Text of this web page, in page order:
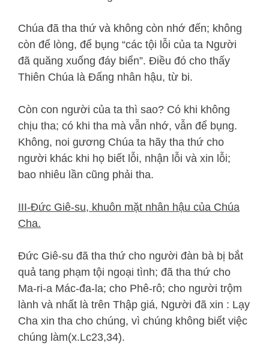
Chúa đã tha thứ và không còn nhớ đến; không
còn để lòng, để bụng “các tội lỗi của ta Người
đã quăng xuống đáy biển”. Điều đó cho thấy
Thiên Chúa là Đấng nhân hậu, từ bi.
Còn con người của ta thì sao? Có khi không
chịu tha; có khi tha mà vẫn nhớ, vẫn để bụng.
Không, noi gương Chúa ta hãy tha thứ cho
người khác khi họ biết lỗi, nhận lỗi và xin lỗi;
bao nhiêu lần cũng phải tha.
III-Đức Giê-su, khuôn mặt nhân hậu của Chúa
Cha.
Đức Giê-su đã tha thứ cho người đàn bà bị bắt
quả tang phạm tội ngoại tình; đã tha thứ cho
Ma-ri-a Mác-đa-la; cho Phê-rô; cho người trộm
lành và nhất là trên Thập giá, Người đã xin : Lạy
Cha xin tha cho chúng, vì chúng không biết việc
chúng làm(x.Lc23,34).